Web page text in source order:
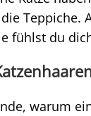
Teppiche.
fühlst du
warum